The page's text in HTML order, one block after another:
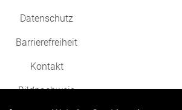
Datenschutz
Barrierefreiheit
Kontakt
Bildnachweis